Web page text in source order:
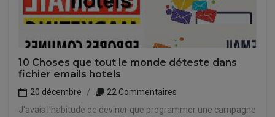
10 Choses que tout le monde déteste dans
fichier emails hotels
20 décembre
22 Commentaires
J'avais l'habitude de deviner que programmer une campagne